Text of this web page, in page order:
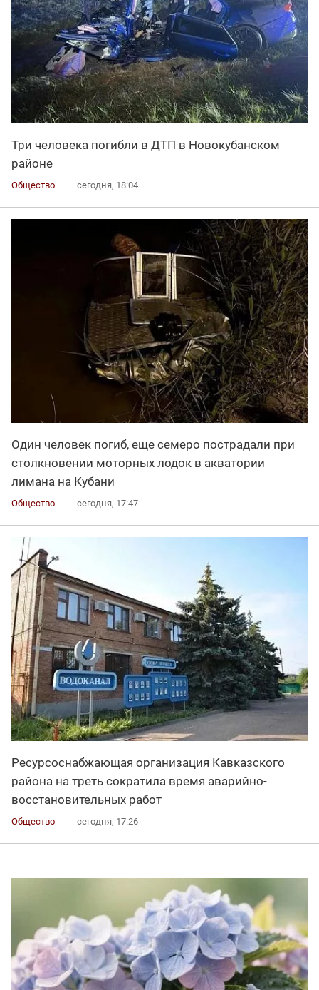
Три человека погибли в ДТП в Новокубанском
районе
Общество сегодня, 18:04
Один человек погиб, еще семеро пострадали при
столкновении моторных лодок в акватории
лимана на Кубани
Общество сегодня, 17:47
Ресурсоснабжающая организация Кавказского
района на треть сократила время аварийно-
восстановительных работ
Общество сегодня, 17:26